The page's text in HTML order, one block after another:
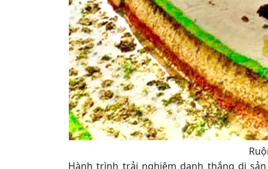
Hành trình trải nghiệm danh thắng di